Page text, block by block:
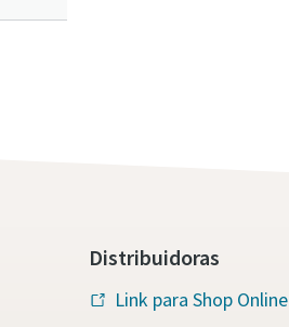
Distribuidoras
Link para Shop Online